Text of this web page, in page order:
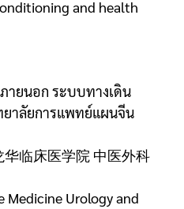
and health
ายนอก ระบบทางเดิน
ยาลัยการแพทย์แผนจีน
临床医学院 中医外科
Medicine Urology and